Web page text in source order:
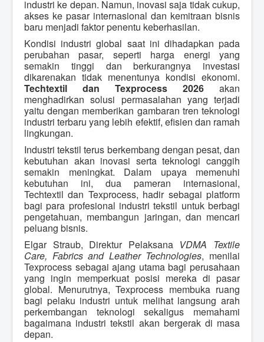
industri ke depan. Namun, inovasi saja tidak cukup,
akses ke pasar internasional dan kemitraan bisnis
baru menjadi faktor penentu keberhasilan.
Kondisi industri global saat ini dihadapkan pada
perubahan pasar, seperti harga energi yang
semakin tinggi dan berkurangnya investasi
dikarenakan tidak menentunya kondisi ekonomi.
Techtextil dan Texprocess 2026 akan
menghadirkan solusi permasalahan yang terjadi
yaitu dengan memberikan gambaran tren teknologi
industri terbaru yang lebih efektif, efisien dan ramah
lingkungan.
Industri tekstil terus berkembang dengan pesat, dan
kebutuhan akan inovasi serta teknologi canggih
semakin meningkat. Dalam upaya memenuhi
kebutuhan ini, dua pameran internasional,
Techtextil dan Texprocess, hadir sebagai platform
bagi para profesional industri tekstil untuk berbagi
pengetahuan, membangun jaringan, dan mencari
peluang bisnis.
Elgar Straub, Direktur Pelaksana VDMA Textile
Care, Fabrics and Leather Technologies, menilai
Texprocess sebagai ajang utama bagi perusahaan
yang ingin memperkuat posisi mereka di pasar
global. Menurutnya, Texprocess membuka ruang
bagi pelaku industri untuk melihat langsung arah
perkembangan teknologi sekaligus memahami
bagaimana industri tekstil akan bergerak di masa
depan.